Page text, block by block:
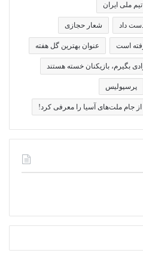
ملی ایران
داد شعار حجازی
است عنوان بهترین گل هفته
بگیرم، بازیکنان خسته هستند
پرسپولیس
جام ملت‌های آسیا را معرفی کرد!